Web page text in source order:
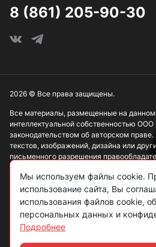
8 (861) 205-90-30
Все материалы, размещенные на данном
интеллектуальной собственностью
законодательством об авторском
текстов, изображений, дизайна или
письменного разрешения
Информация, представленная на сайте,
ознакомительный характер и не может
публичная оферта в соответствии со ст.
Политика конфиденциальности
2026 © Все права защищены.
Мы используем файлы cookie.
использование сайта, Вы
использования файлов cookie,
персональных данных и
Подробнее